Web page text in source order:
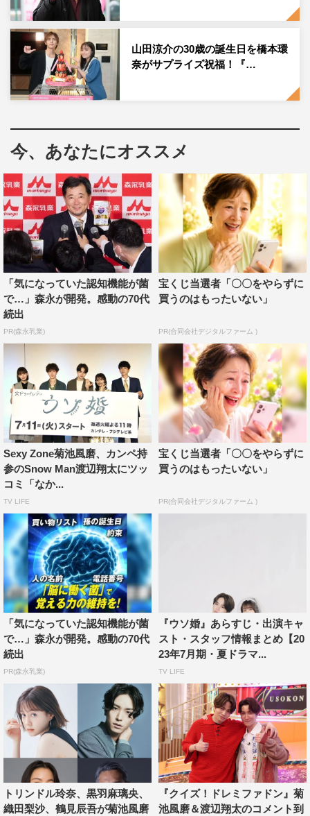
た、半年間という期限付きの“うそ婚”だったのだが、実は
匠にとって八重は初恋の相手。匠のことをただの幼なじみ
としか思っていない八重を振り向かせるため、そして本当
の愛をかなえるため、不器用ながらひたむきに奮闘する。
うそから始まったドキドキの新婚生活。うそ妻が本物の妻
火ドラ★イレブン『ウソ婚』©カンテレ
カンテレ・フジテレビ系連続ドラマ初主演となる菊池が演
じる夏目匠は、社長として自ら立ち上げた「夏目設計」を
経営する一方、一級建築士としてさまざまな有名建築物を
手掛けている敏腕な男。
容姿端麗、クールな性格で自分の欲望に忠実、料理の腕も
プロ級で、都内のタワーマンションに一人で住んでいる。
ある理由から既婚者の肩書を手に入れるため、久々に再会
した八重に“うその妻”を演じるように相談を持ち掛ける
が、初恋相手である彼女の前では素直になれなくて…。
Sexy Zoneのメンバーとして活躍する一方、ドラマ『隣の
男はよく食べる』（TX）や『大病院占拠』（NTV）、
『ギバーテイカー』（WOWOW）などのドラマ、映画や
山田涼介の30歳の誕生日を橋本環
奈がサプライズ祝福！『…
今、あなたにオススメ
「気になっていた認知機能が菌
で…」森永が開発。感動の70代
続出
PR(森永乳業)
宝くじ当選者「〇〇をやらずに
買うのはもったいない」
PR(合同会社デジタルファーム )
Sexy Zone菊池風磨、カンペ持
参のSnow Man渡辺翔太にツッ
コミ「なか...
TV LIFE
宝くじ当選者「〇〇をやらずに
買うのはもったいない」
PR(合同会社デジタルファーム )
「気になっていた認知機能が菌
で…」森永が開発。感動の70代
続出
PR(森永乳業)
『ウソ婚』あらすじ・出演キャ
スト・スタッフ情報まとめ【20
23年7月期・夏ドラマ...
TV LIFE
トリンドル玲奈、黒羽麻璃央、
織田梨沙、鶴見辰吾が菊池風磨
『クイズ！ドレミファドン』菊
池風磨＆渡辺翔太のコメント到